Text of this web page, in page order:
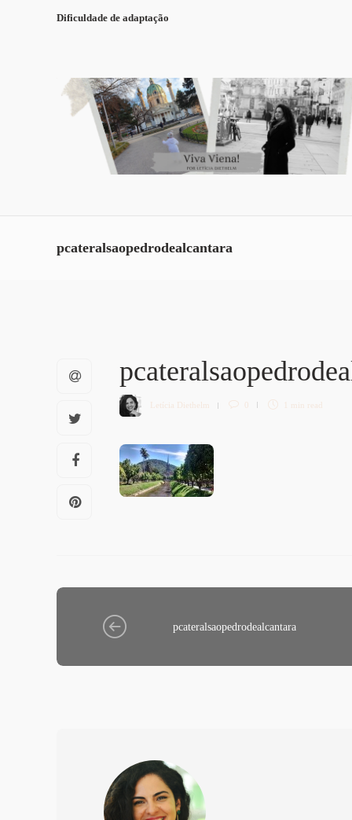
Dificuldade de adaptação
pcateralsaopedrodealcantara
Letícia Diethelm 0 1 min read
pcateralsaopedrodealcantara